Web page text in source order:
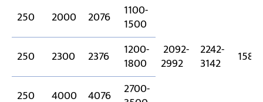
250
2000 2076 1100-
1500
2092-
2992
2242-
3142 1586
250 2300 2376 1200-
1800
250
4000 4076 2700-